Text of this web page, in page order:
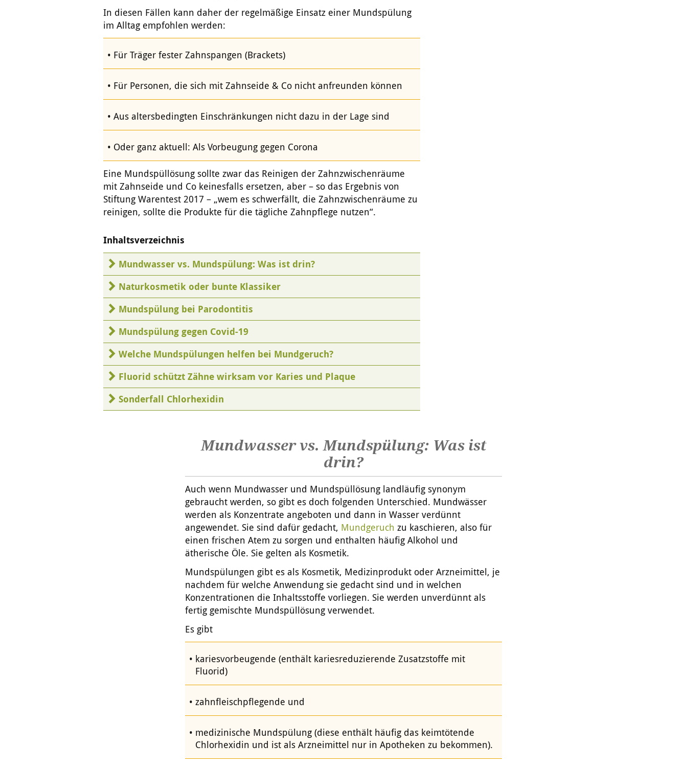
In diesen Fällen kann daher der regelmäßige Einsatz einer Mundspülung
im Alltag empfohlen werden:
Für Träger fester Zahnspangen (Brackets)
Für Personen, die sich mit Zahnseide & Co nicht anfreunden können
Aus altersbedingten Einschränkungen nicht dazu in der Lage sind
Oder ganz aktuell: Als Vorbeugung gegen Corona
Eine Mundspüllösung sollte zwar das Reinigen der Zahnzwischenräume
mit Zahnseide und Co keinesfalls ersetzen, aber – so das Ergebnis von
Stiftung Warentest 2017 – „wem es schwerfällt, die Zahn­zwischenräume zu
reinigen, sollte die Produkte für die tägliche Zahn­pflege nutzen“.
Inhaltsverzeichnis
Mundwasser vs. Mundspülung: Was ist drin?
Naturkosmetik oder bunte Klassiker
Mundspülung bei Parodontitis
Mundspülung gegen Covid-19
Welche Mundspülungen helfen bei Mundgeruch?
Fluorid schützt Zähne wirksam vor Karies und Plaque
Sonderfall Chlorhexidin
Mundwasser vs. Mundspülung: Was ist
drin?
Auch wenn Mundwasser und Mundspüllösung landläufig synonym
gebraucht werden, so gibt es doch folgenden Unterschied. Mundwässer
werden als Konzentrate angeboten und dann in Wasser verdünnt
angewendet. Sie sind dafür gedacht, Mundgeruch zu kaschieren, also für
einen frischen Atem zu sorgen und enthalten häufig Alkohol und
ätherische Öle. Sie gelten als Kosmetik.
Mundspülungen gibt es als Kosmetik, Medizinprodukt oder Arzneimittel, je
nachdem für welche Anwendung sie gedacht sind und in welchen
Konzentrationen die Inhaltsstoffe vorliegen. Sie werden unverdünnt als
fertig gemischte Mundspüllösung verwendet.
Es gibt
kariesvorbeugende (enthält kariesreduzierende Zusatzstoffe mit
Fluorid)
zahnfleischpflegende und
medizinische Mundspülung (diese enthält häufig das keimtötende
Chlorhexidin und ist als Arzneimittel nur in Apotheken zu bekommen).